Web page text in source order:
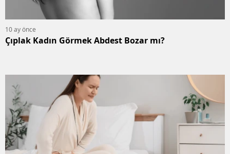
10 ay önce
Çıplak Kadın Görmek Abdest Bozar mı?